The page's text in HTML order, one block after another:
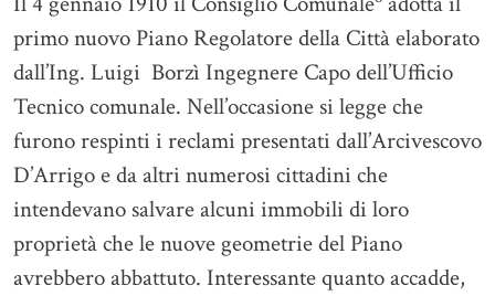
primo nuovo Piano Regolatore della Città elaborato
dall’Ing. Luigi Borzì Ingegnere Capo dell’Ufficio
Tecnico comunale. Nell’occasione si legge che
furono respinti i reclami presentati dall’Arcivescovo
D’Arrigo e da altri numerosi cittadini che
intendevano salvare alcuni immobili di loro
proprietà che le nuove geometrie del Piano
avrebbero abbattuto. Interessante quanto accadde,